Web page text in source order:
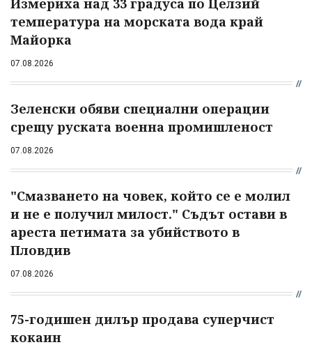
температура на морската вода край
Майорка
07.08.2026
Зеленски обяви специални операции
срещу руската военна промишленост
07.08.2026
"Смазването на човек, който се е молил
и не е получил милост." Съдът остави в
ареста петимата за убийството в
Пловдив
07.08.2026
75-годишен дилър продава суперчист
кокаин